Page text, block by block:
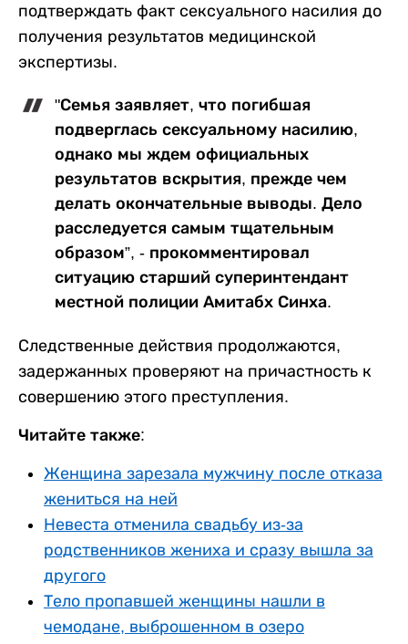
подтверждать факт сексуального насилия до
получения результатов медицинской
экспертизы.
"Семья заявляет, что погибшая
подверглась сексуальному насилию,
однако мы ждем официальных
результатов вскрытия, прежде чем
делать окончательные выводы. Дело
расследуется самым тщательным
образом”, - прокомментировал
ситуацию старший суперинтендант
местной полиции Амитабх Синха.
Следственные действия продолжаются,
задержанных проверяют на причастность к
совершению этого преступления.
Читайте также:
Женщина зарезала мужчину после отказа
жениться на ней
Невеста отменила свадьбу из-за
родственников жениха и сразу вышла за
другого
Тело пропавшей женщины нашли в
чемодане, выброшенном в озеро